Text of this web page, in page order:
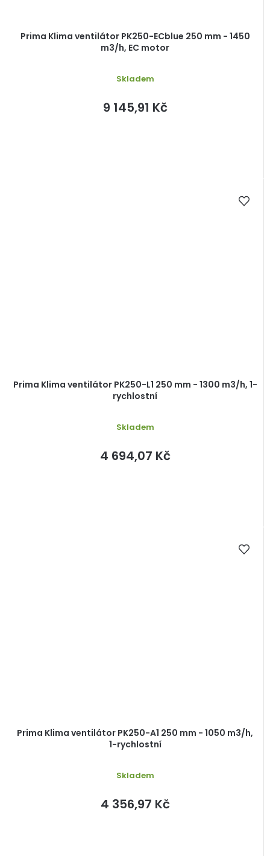
Prima Klima ventilátor PK250-ECblue 250 mm - 1450
m3/h, EC motor
Skladem
9 145,91 Kč
Prima Klima ventilátor PK250-L1 250 mm - 1300 m3/h, 1-
rychlostní
Skladem
4 694,07 Kč
Prima Klima ventilátor PK250-A1 250 mm - 1050 m3/h,
1-rychlostní
Skladem
4 356,97 Kč